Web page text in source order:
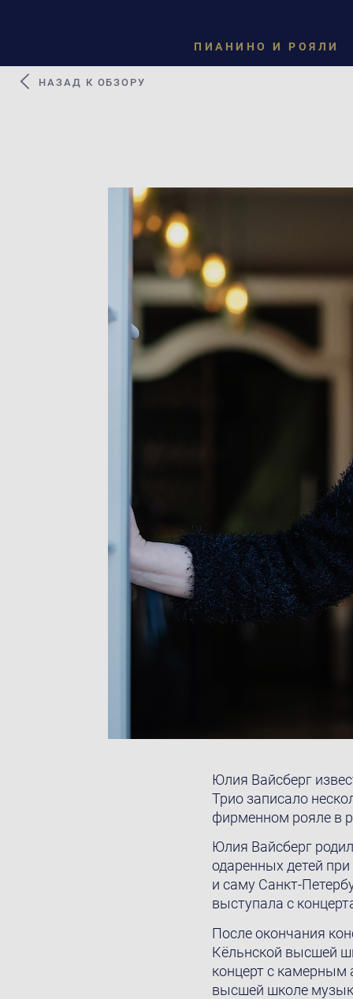
ПИАНИНО И РОЯЛИ
НАЗАД К ОБЗОРУ
Юлия Вайсберг
Трио записалo
фирменном рояле в
Юлия Вайсберг
одаренных детей
и саму Санкт-
выступала с
После окончания
Кёльнской высшей
концерт с камерным
высшей школе